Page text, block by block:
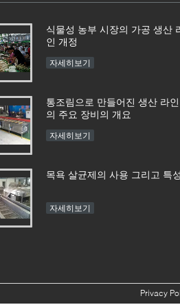
식물성 농부 시장의 가공 생산
인 개정
자세히보기
통조림으로 만들어진 생산 라인
의 주요 장비의 개요
자세히보기
목욕 살균제의 사용 그리고 특성
자세히보기
Privacy